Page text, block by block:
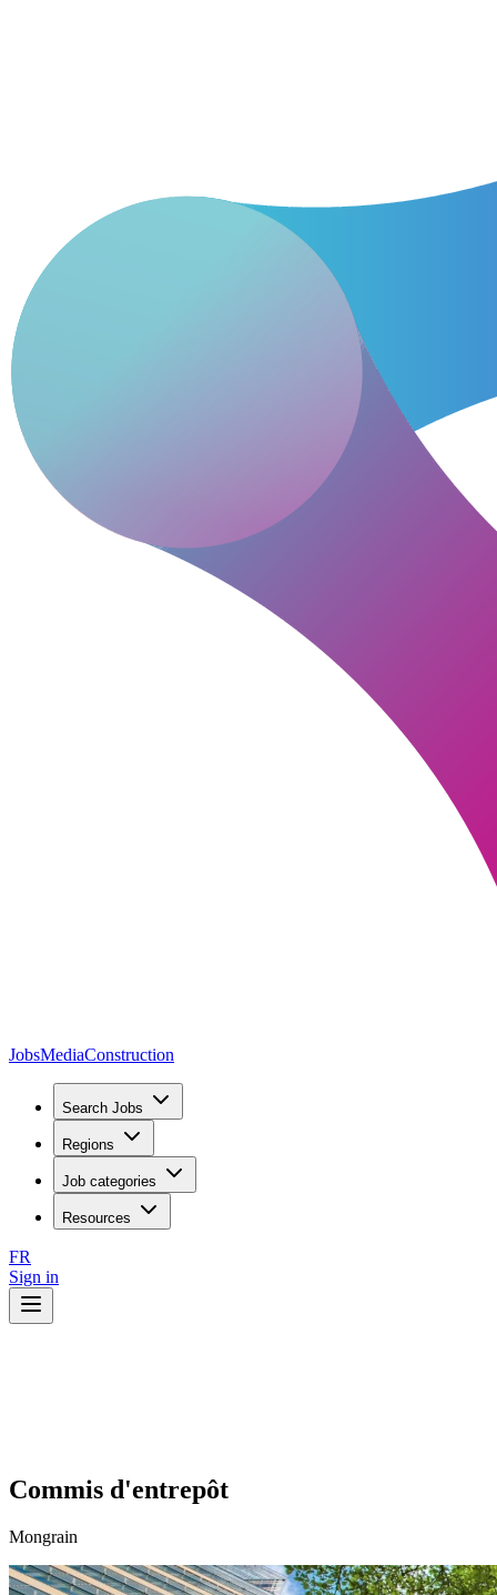
JobsMediaConstruction
Search Jobs
Regions
Job categories
Resources
FR
Sign in
Commis d'entrepôt
Mongrain